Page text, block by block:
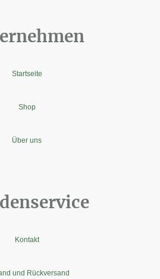
Startseite
Shop
Über uns
Kontakt
und Rückversand